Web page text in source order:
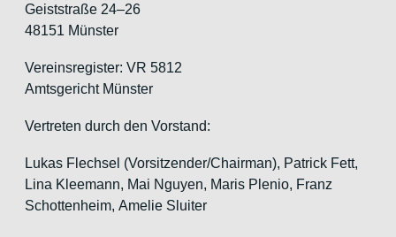
Geiststraße 24–26
48151 Münster
Vereinsregister: VR 5812
Amtsgericht Münster
Vertreten durch den Vorstand:
Lukas Flechsel (Vorsitzender/Chairman), Patrick Fett,
Lina Kleemann, Mai Nguyen, Maris Plenio, Franz
Schottenheim, Amelie Sluiter